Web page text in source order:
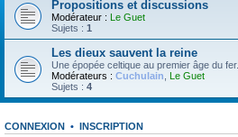
Propositions et discussions
Modérateur : Le Guet
Sujets : 1
Les dieux sauvent la reine
Une épopée celtique au premier âge du fer.
Modérateurs : Cuchulain
Le Guet
Sujets : 4
CONNEXION • INSCRIPTION